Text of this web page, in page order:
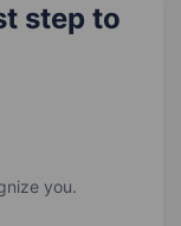
step to
you.